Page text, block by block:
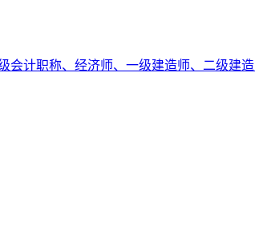
计职称、经济师、一级建造师、二级建